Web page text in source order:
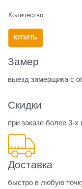
Количество:
КУПИТЬ
Замер
выезд замерщика с
Скидки
при заказе более 3-
Доставка
быстро в любую